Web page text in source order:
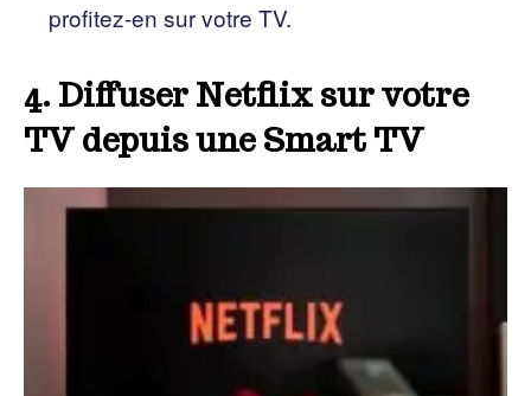
profitez-en sur votre TV.
4. Diffuser Netflix sur votre
TV depuis une Smart TV